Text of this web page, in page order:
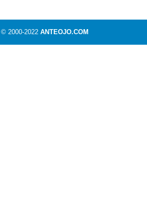
© 2000-2022 ANTEOJO.COM